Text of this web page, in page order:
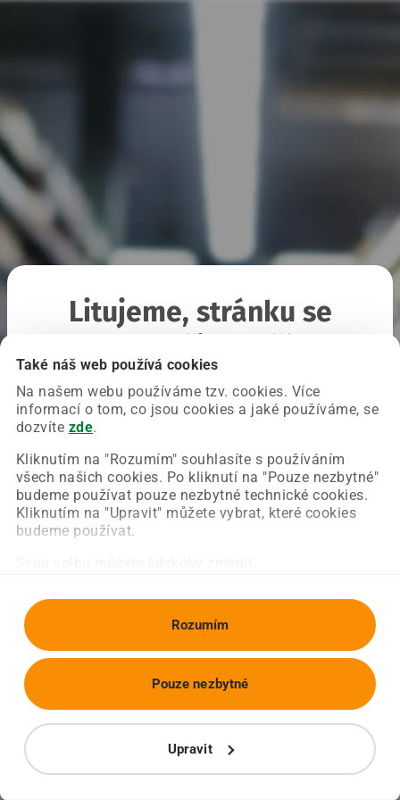
Také náš web používá cookies
Na našem webu používáme tzv. cookies. Více
informací o tom, co jsou cookies a jaké používáme, se
dozvíte zde.
Kliknutím na "Rozumím" souhlasíte s používáním
všech našich cookies. Po kliknutí na "Pouze nezbytné"
budeme používat pouze nezbytné technické cookies.
Kliknutím na "Upravit" můžete vybrat, které cookies
budeme používat.
Rozumím
Upravit
Pouze nezbytné
Litujeme, stránku se
Chyba nastala na naší straně a už ji opravujeme.
Zkuste prosím znovu načíst požadovanou stránku.
Obnovit stránku Úvodní strana